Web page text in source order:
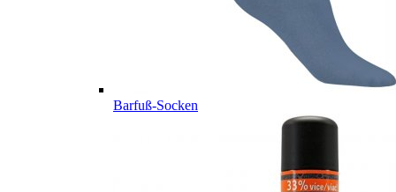
Barfuß-Socken